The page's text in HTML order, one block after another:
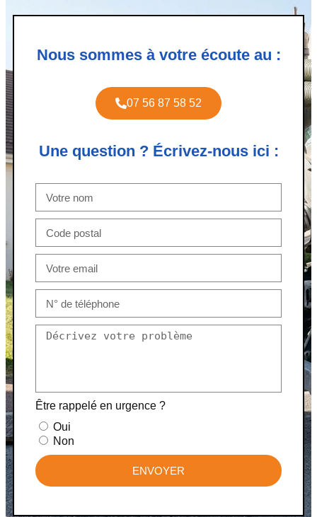
Nous sommes à votre écoute au :
07 56 87 58 52
Une question ? Écrivez-nous ici :
Être rappelé en urgence ?
Oui
Non
ENVOYER